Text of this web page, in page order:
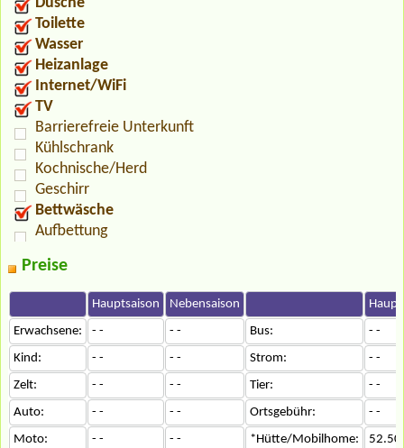
Dusche
Toilette
Wasser
Heizanlage
Internet/WiFi
TV
Barrierefreie Unterkunft
Kühlschrank
Kochnische/Herd
Geschirr
Bettwäsche
Aufbettung
Preise
Hauptsaison Nebensaison
Erwachsene:
- - - - Bus:
- -
Kind:
- - - - Strom:
- -
Zelt:
- - - - Tier:
- -
Auto:
- - - - Ortsgebühr:
- -
Moto:
- - - - *Hütte/Mobilhome: